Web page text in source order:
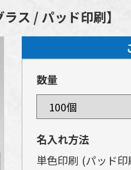
ラス / パッド印刷】
数量
名入れ方法
単色印刷 (パッド印